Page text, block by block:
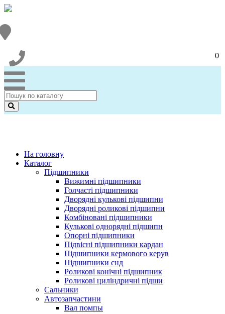
0
На головну
Каталог
Підшипники
Вижимні підшипники
Голчасті підшипники
Дворядні кулькові підшипни
Дворядні роликові підшипни
Комбіновані підшипники
Кулькові однорядні підшипн
Опорні підшипники
Підвісні підшипники кардан
Підшипники кермового керув
Підшипники снд
Роликові конічні підшипник
Роликові циліндричні підши
Сальники
Автозапчастини
Вал помпы